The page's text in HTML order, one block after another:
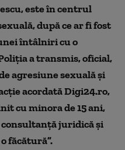
este în centrul
după ce ar fi fost
întâlniri cu o
a transmis, oficial,
agresiune sexuală și
acordată Digi24.ro,
cu minora de 15 ani,
consultanță juridică și
făcătură”.